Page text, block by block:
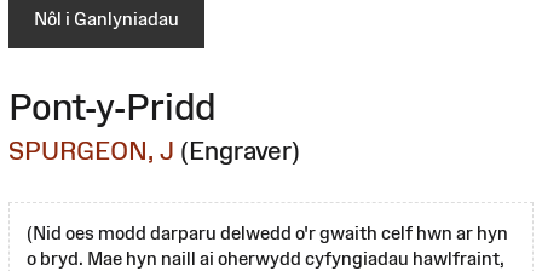
Nôl i Ganlyniadau
Pont-y-Pridd
SPURGEON, J (Engraver)
(Nid oes modd darparu delwedd o'r gwaith celf hwn ar hyn
o bryd. Mae hyn naill ai oherwydd cyfyngiadau hawlfraint,